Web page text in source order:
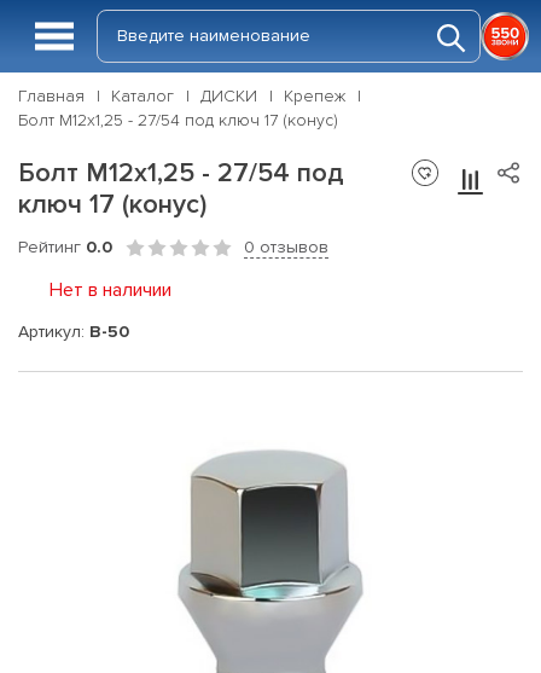
Главная Каталог ДИСКИ
Крепеж
Болт М12х1,25 - 27/54 под ключ 17 (конус)
Болт М12х1,25 - 27/54 под
ключ 17 (конус)
Рейтинг 0.0 0 отзывов
Нет в наличии
Артикул: B-50